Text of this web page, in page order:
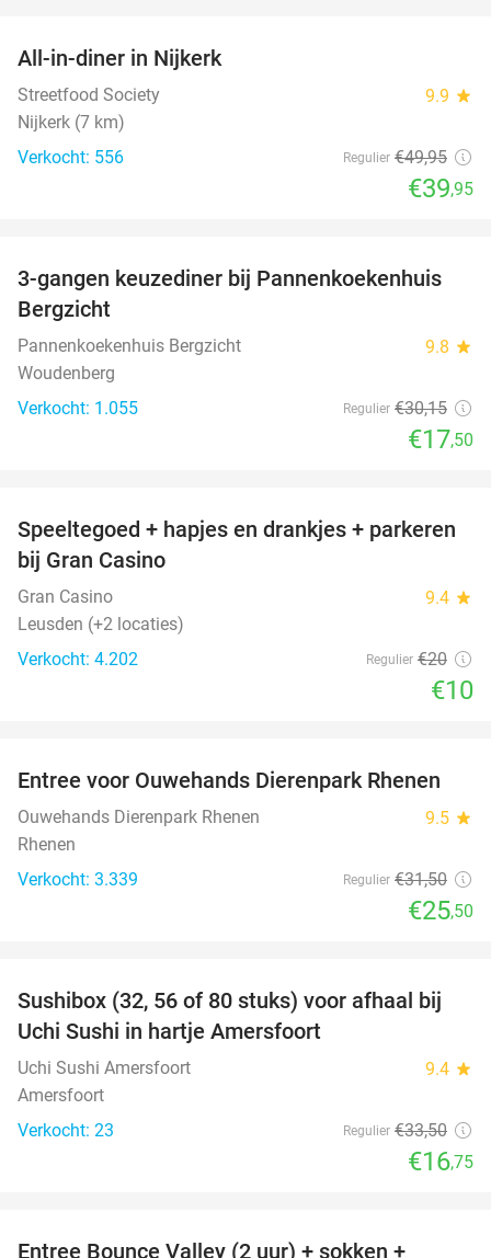
All-in-diner in Nijkerk
Streetfood Society 9.9 star
Nijkerk (7 km)
Verkocht: 556
Regulier €49,95
€39,95
42%
3-gangen keuzediner bij Pannenkoekenhuis
Bergzicht
Pannenkoekenhuis Bergzicht 9.8 star
Woudenberg
Verkocht: 1.055
Regulier €30,15
€17,50
50%
Speeltegoed + hapjes en drankjes + parkeren
bij Gran Casino
Gran Casino 9.4 star
Leusden (+2 locaties)
Verkocht: 4.202
Regulier €20
€10
19%
Entree voor Ouwehands Dierenpark Rhenen
Ouwehands Dierenpark Rhenen 9.5 star
Rhenen
Verkocht: 3.339
Regulier €31,50
€25,50
50%
Sushibox (32, 56 of 80 stuks) voor afhaal bij
Uchi Sushi in hartje Amersfoort
Uchi Sushi Amersfoort 9.4 star
Amersfoort
Verkocht: 23
Regulier €33,50
€16,75
Entree Bounce Valley (2 uur) + sokken +